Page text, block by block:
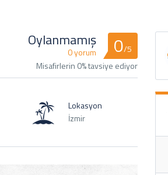
Oylanmamış
0 yorum 0/5
Misafirlerin 0% tavsiye ediyor
Lokasyon
İzmir